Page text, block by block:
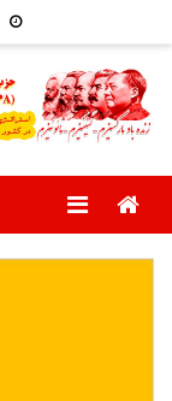
to
content
Menu